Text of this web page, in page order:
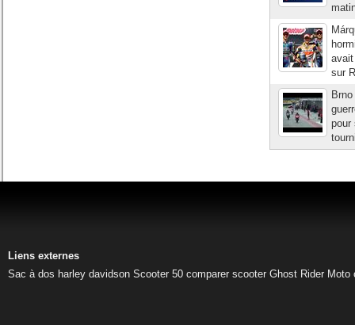
sur
pour
Liens externes
Sac à dos harley davidson Scooter 50 comparer scooter Ghost Rider Moto